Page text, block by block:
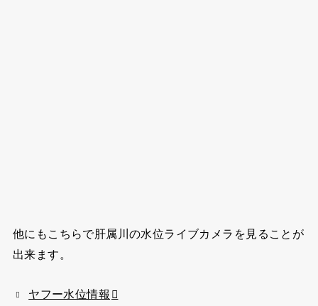
他にもこちらで肝属川の水位ライブカメラを見ることが
出来ます。
ヤフー水位情報